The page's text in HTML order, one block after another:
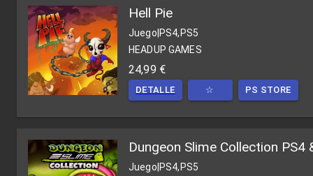
Hell Pie
Juego|PS4,PS5
HEADUP GAMES
24,99 €
DETALLE ☆ PS STORE
Dungeon Slime Collection PS4
Juego PS4,PS5